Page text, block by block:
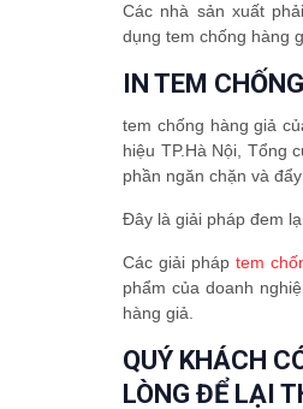
Các nhà sản xuất
dụng tem chống hàng
IN TEM
tem chống hàng giả
hiệu TP.Hà Nội, Tổng
phần ngăn chặn và
Đây là giải pháp đem
Các giải pháptem
phẩm của doanh
hàng giả.
QUÝ KHÁCH
LÒNG ĐỂ LẠI